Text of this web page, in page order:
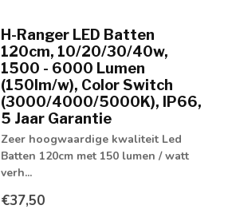
H-Ranger LED Batten
120cm, 10/20/30/40w,
1500 - 6000 Lumen
(150lm/w), Color Switch
(3000/4000/5000K), IP66,
5 Jaar Garantie
Zeer hoogwaardige kwaliteit Led
Batten 120cm met 150 lumen / watt
verh...
€37,50